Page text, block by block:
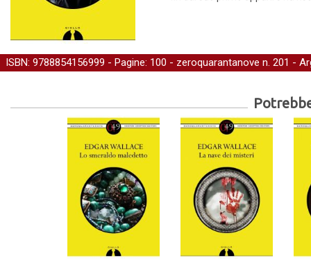
ISBN: 9788854156999 - Pagine: 100 - zeroquarantanove n. 201 -